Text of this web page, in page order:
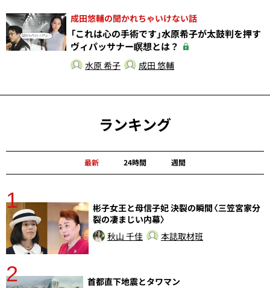
成田悠輔の聞かれちゃいけない話
「これは心の手術です」水原希子が太鼓判を押す
ヴィパッサナー瞑想とは？
水原 希子 成田 悠輔
ランキング
最新 24時間 週間
1
彬子女王と母信子妃 決裂の瞬間〈三笠宮家分
裂の凄まじい内幕〉
秋山 千佳
本誌取材班
2
首都直下地震とタワマン